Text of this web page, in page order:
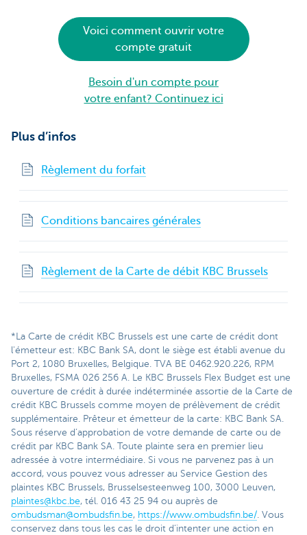
Voici comment ouvrir votre
compte gratuit
Besoin d'un compte pour
votre enfant? Continuez ici
Plus d’infos
Règlement du forfait
Conditions bancaires générales
Règlement de la Carte de débit KBC Brussels
*La Carte de crédit KBC Brussels est une carte de crédit dont
l'émetteur est: KBC Bank SA, dont le siège est établi avenue du
Port 2, 1080 Bruxelles, Belgique. TVA BE 0462.920.226, RPM
Bruxelles, FSMA 026 256 A. Le KBC Brussels Flex Budget est une
ouverture de crédit à durée indéterminée assortie de la Carte de
crédit KBC Brussels comme moyen de prélèvement de crédit
supplémentaire. Prêteur et émetteur de la carte: KBC Bank SA.
Sous réserve d’approbation de votre demande de carte ou de
crédit par KBC Bank SA. Toute plainte sera en premier lieu
adressée à votre intermédiaire. Si vous ne parvenez pas à un
accord, vous pouvez vous adresser au Service Gestion des
plaintes KBC Brussels, Brusselsesteenweg 100, 3000 Leuven,
plaintes@kbc.be, tél. 016 43 25 94 ou auprès de
ombudsman@ombudsfin.be, https://www.ombudsfin.be/. Vous
conservez dans tous les cas le droit d’intenter une action en